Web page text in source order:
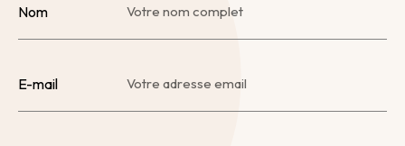
Nom
E-mail